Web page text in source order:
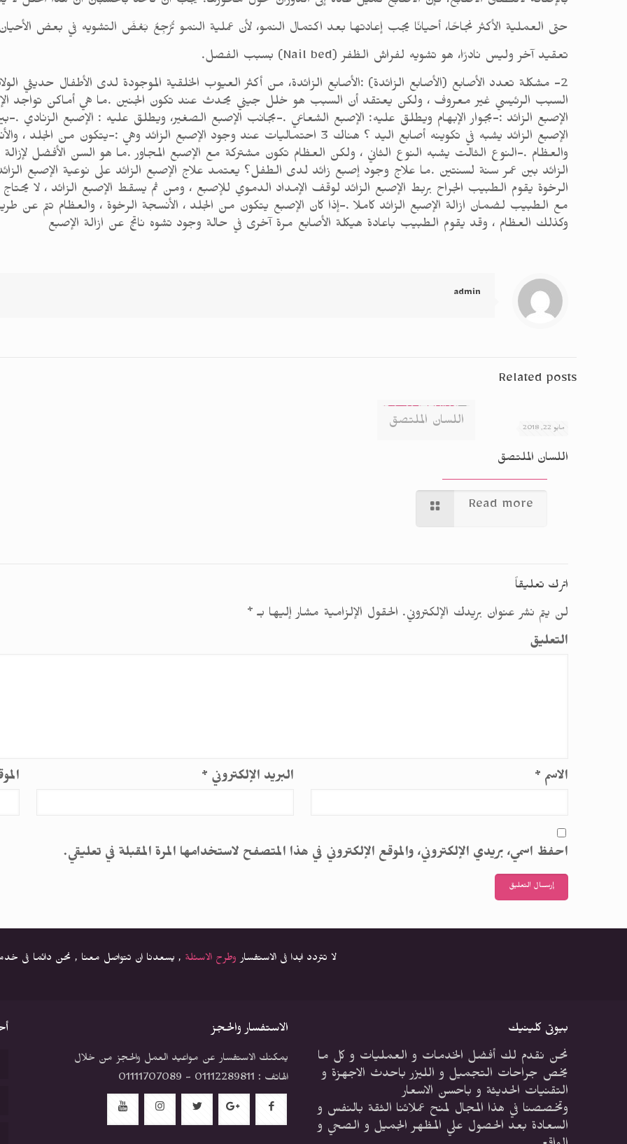
حتى العملية الأكثر نجاحًا، أحيانًا يجب إعادتها بعد اكتمال النمو، لأن عملية النمو تُرْجِعُ بَعْضَ التشويه في بعض
تعقيد آخر وليس نادرًا، هو تشويه لفراش الظفر (Nail bed) بسبب الفصل.
2- مشكلة تعدد الأصابع (الأصابع الزائدة) :الأصابع الزائدة، من أكثر العيوب الخلقية الموجودة لدى الأطفال حديثي
الإصبع الزائد :-بجوار الإبهام ويطلق عليه: الإصبع الشعاعي .-بجانب الإصبع الصغير، ويطلق عليه : الإصبع الزنادي .-
الإصبع الزائد يشبه في تكوينه أصابع اليد ؟ هناك 3 احتماليات عند وجود الإصبع الزائد
والعظام .-النوع الثالت يشبه النوع الثاني ، ولكن العظام تكون مشتركة مع الإصبع المجاور .ما هو السن الأفضل
الزائد بين عمر سنة لسنتين .ما علاج وجود إصبع زائد لدى الطفل؟ يعتمد علاج الإصبع الزائد على نوعية الإصبع
الرخوة يقوم الطبيب الجراح بربط الإصبع الزائد لوقف الإمداد الدموي للإصبع ، ومن ثم يسقط الإصبع الزائد ، لا
مع الطبيب لضمان ازالة الإصبع الزائد كاملا .-إذا كان الإصبع يتكون من الجلد ، الأنسجة الرخوة ، والعظام تتم عن
وكذلك العظام ، وقد يقوم الطبيب باعادة هيكلة الأصابع مرة آخرى في حالة وجود تشوه ناتج عن ازالة الإصبع
admin
Related posts
اللسان الملتصق مايو 22, 2018
اللسان الملتصق
Read more
اترك تعليقاً
لن يتم نشر عنوان بريدك الإلكتروني. الحقول الإلزامية مشار إليها بـ *
التعليق
الاسم * البريد الإلكتروني *
احفظ اسمي، بريدي الإلكتروني، والموقع الإلكتروني في هذا المتصفح لاستخدامها المرة المقبلة في تعليقي.
لا تتردد ابدا فى الاستفسار وطرح الاسئلة , يسعدنا ان تتواصل معنا , نحن دائما فى
بيوتى كلينيك
نحن نقدم لك أفضل الخدمات و العمليات و كل ما
يخص جراحات التجميل و الليزر باحدث الاجهزة و
التقنيات الحديثة و باحسن الاسعار
وتخصصنا في هذا المجال لمنح عملائنا الثقة بالنفس و
السعادة بعد الحصول علي المظهر الجميل و الصحي و
الاستفسار والحجز
يمكنك الاستفسار عن مواعيد العمل والحجز من خلال
الهاتف : 01112289811 - 01111707089